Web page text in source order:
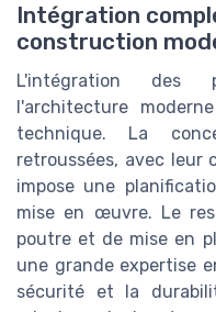
Intégration
construction
L'intégration des
l'architecture
technique. La
retroussées, avec leur
impose une
mise en œuvre. Le
poutre et de mise en
une grande expertise
sécurité et la